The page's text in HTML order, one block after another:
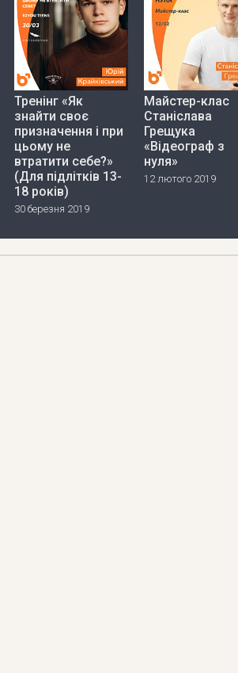
Тренінг «Як
знайти своє
призначення і при
цьому не
втратити себе?»
(Для підлітків 13-
18 років)
30 березня 2019
Майстер-клас
Станіслава
Грещука
«Відеограф з
нуля»
12 лютого 2019